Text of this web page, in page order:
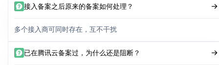
接入备案之后原来的备案如何处理？
多个接入商可同时存在，互不干扰
已在腾讯云备案过，为什么还是阻断？